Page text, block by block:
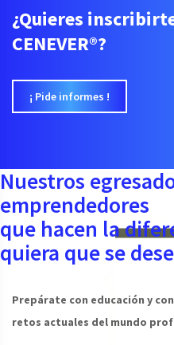
¿Quieres
CENEVER®?
¡ Pide informes !
Nuestros
emprendedores
que hacen la
quiera que se
Prepárate con educación y
retos actuales del mundo